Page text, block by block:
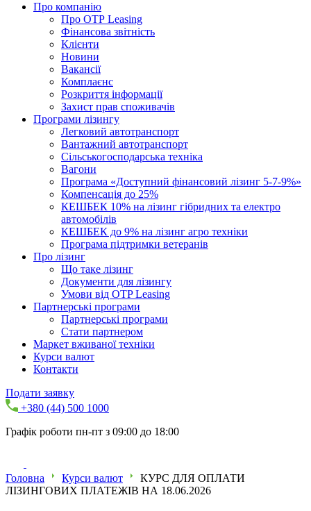
Про компанію
Про ОТР Leasing
Фінансова звітність
Клієнти
Новини
Вакансії
Комплаєнс
Розкриття інформації
Захист прав споживачів
Програми лізингу
Легковий автотранспорт
Вантажний автотранспорт
Cільськогосподарська техніка
Вагони
Програма «Доступний фінансовий лізинг 5-7-9%»
Компенсація до 25%
КЕШБЕК 10% на лізинг гібридних та електро
автомобілів
КЕШБЕК до 9% на лізинг агро техніки
Програма підтримки ветеранів
Про лізинг
Що таке лізинг
Документи для лізингу
Умови від OTP Leasing
Партнерські програми
Партнерські програми
Стати партнером
Маркет вживаної техніки
Курси валют
Контакти
Подати заявку
+380 (44) 500 1000
Графік роботи пн-пт з 09:00 до 18:00
Головна Курси валют
КУРС ДЛЯ ОПЛАТИ
ЛІЗИНГОВИХ ПЛАТЕЖІВ НА 18.06.2026